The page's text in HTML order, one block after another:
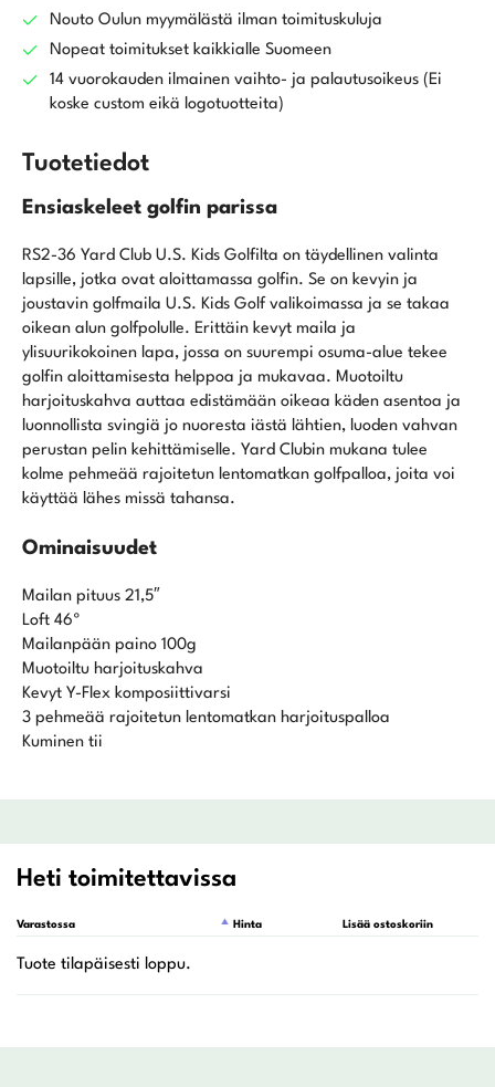
Nouto Oulun myymälästä ilman toimituskuluja
Nopeat toimitukset kaikkialle Suomeen
14 vuorokauden ilmainen vaihto- ja palautusoikeus (Ei
koske custom eikä logotuotteita)
Tuotetiedot
Ensiaskeleet golfin parissa
RS2-36 Yard Club U.S. Kids Golfilta on täydellinen valinta
lapsille, jotka ovat aloittamassa golfin. Se on kevyin ja
joustavin golfmaila U.S. Kids Golf valikoimassa ja se takaa
oikean alun golfpolulle. Erittäin kevyt maila ja
ylisuurikokoinen lapa, jossa on suurempi osuma-alue tekee
golfin aloittamisesta helppoa ja mukavaa. Muotoiltu
harjoituskahva auttaa edistämään oikeaa käden asentoa ja
luonnollista svingiä jo nuoresta iästä lähtien, luoden vahvan
perustan pelin kehittämiselle. Yard Clubin mukana tulee
kolme pehmeää rajoitetun lentomatkan golfpalloa, joita voi
käyttää lähes missä tahansa.
Ominaisuudet
Mailan pituus 21,5″
Loft 46º
Mailanpään paino 100g
Muotoiltu harjoituskahva
Kevyt Y-Flex komposiittivarsi
3 pehmeää rajoitetun lentomatkan harjoituspalloa
Kuminen tii
Heti toimitettavissa
Varastossa Hinta Lisää ostoskoriin